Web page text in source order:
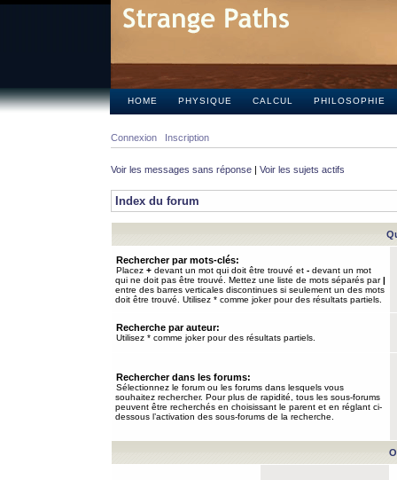
HOME PHYSIQUE CALCUL PHILOSOPHIE
Connexion Inscription
Voir les messages sans réponse | Voir les sujets actifs
Index du forum
Rechercher par mots-clés:
Placez + devant un mot qui doit être trouvé et - devant un mot
qui ne doit pas être trouvé. Mettez une liste de mots séparés par|
entre des barres verticales discontinues si seulement un des mots
doit être trouvé. Utilisez * comme joker pour des résultats partiels.
Recherche par auteur:
Utilisez * comme joker pour des résultats partiels.
Rechercher dans les forums:
Sélectionnez le forum ou les forums dans lesquels vous
souhaitez rechercher. Pour plus de rapidité, tous les sous-forums
peuvent être recherchés en choisissant le parent et en réglant ci-
dessous l’activation des sous-forums de la recherche.